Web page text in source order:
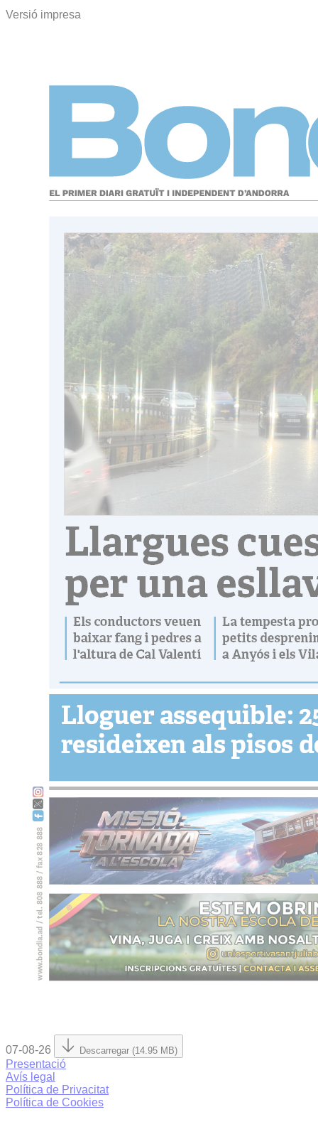
Versió impresa
07-08-26 Descarregar (14.95 MB)
Presentació
Avís legal
Política de Privacitat
Política de Cookies